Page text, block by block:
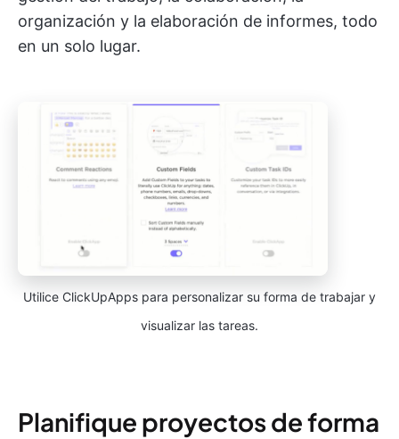
organización y la elaboración de informes, todo
en un solo lugar.
Utilice ClickUpApps para personalizar su forma de trabajar y
visualizar las tareas.
Planifique proyectos de forma